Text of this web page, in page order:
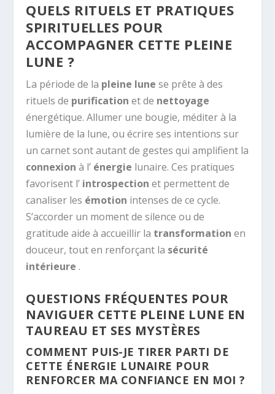
QUELS RITUELS ET PRATIQUES
SPIRITUELLES POUR
ACCOMPAGNER CETTE PLEINE
LUNE ?
La période de la pleine lunese prête à des
rituels de purificationet de nettoyage
énergétique. Allumer une bougie, méditer à la
lumière de la lune, ou écrire ses intentions sur
un carnet sont autant de gestes qui amplifient la
connexionà l’ énergie lunaire. Ces pratiques
favorisent l’ introspectionet permettent de
canaliser les émotion intenses de ce cycle.
S’accorder un moment de silence ou de
gratitude aide à accueillir la transformationen
douceur, tout en renforçant la sécurité
intérieure .
QUESTIONS FRÉQUENTES POUR
NAVIGUER CETTE PLEINE LUNE EN
TAUREAU ET SES MYSTÈRES
COMMENT PUIS-JE TIRER PARTI DE
CETTE ÉNERGIE LUNAIRE POUR
RENFORCER MA CONFIANCE EN MOI ?